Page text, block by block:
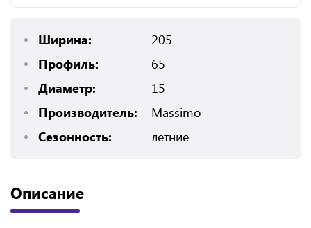
Ширина:
205
Профиль:
65
Диаметр:
15
Производитель:
Massimo
Сезонность:
летние
Описание